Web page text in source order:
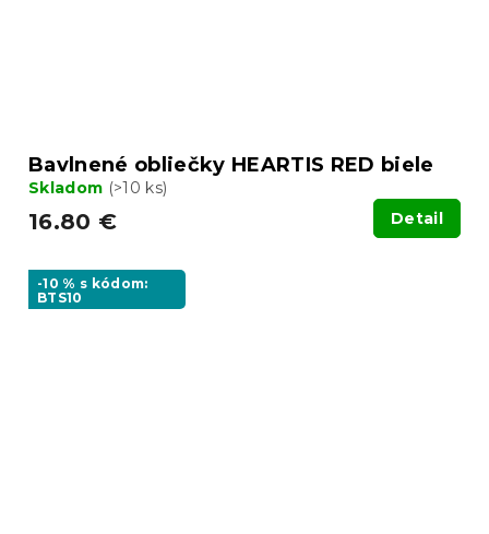
Bavlnené obliečky HEARTIS RED biele
Skladom (>10 ks)
16.80 € Detail
-10 % s kódom:
BTS10